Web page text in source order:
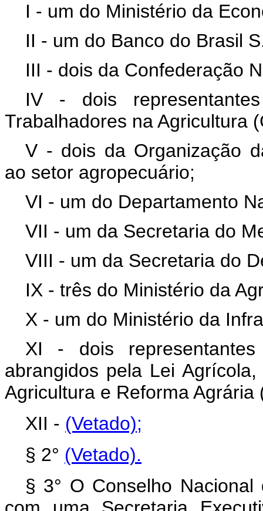
I - um do Ministério da
II - um do Banco do Brasil
III - dois da Confederação
IV - dois
Trabalhadores na Agricultura
V - dois da Organização
ao setor agropecuário;
VI - um do Departamento
VII - um da Secretaria do
VIII - um da Secretaria do
IX - três do Ministério da
X - um do Ministério da
XI - dois
abrangidos pela Lei
Agricultura e Reforma Agrária
XII - (Vetado);
§ 2° (Vetado).
§ 3° O Conselho